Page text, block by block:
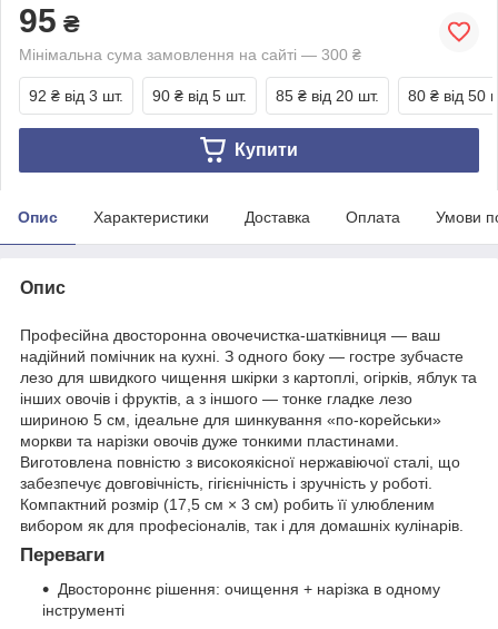
95 ₴
Мінімальна сума замовлення на сайті — 300 ₴
92 ₴ від 3 шт. 90 ₴ від 5 шт. 85 ₴ від 20 шт. 80 ₴ від 50
Купити
Опис Характеристики Доставка Оплата Умови
Опис
Професійна двосторонна овочечистка-шатківниця — ваш
надійний помічник на кухні. З одного боку — гостре зубчасте
лезо для швидкого чищення шкірки з картоплі, огірків, яблук та
інших овочів і фруктів, а з іншого — тонке гладке лезо
шириною 5 см, ідеальне для шинкування «по-корейськи»
моркви та нарізки овочів дуже тонкими пластинами.
Виготовлена повністю з високоякісної нержавіючої сталі, що
забезпечує довговічність, гігієнічність і зручність у роботі.
Компактний розмір (17,5 см × 3 см) робить її улюбленим
вибором як для професіоналів, так і для домашніх кулінарів.
Переваги
Двостороннє рішення: очищення + нарізка в одному
інструменті